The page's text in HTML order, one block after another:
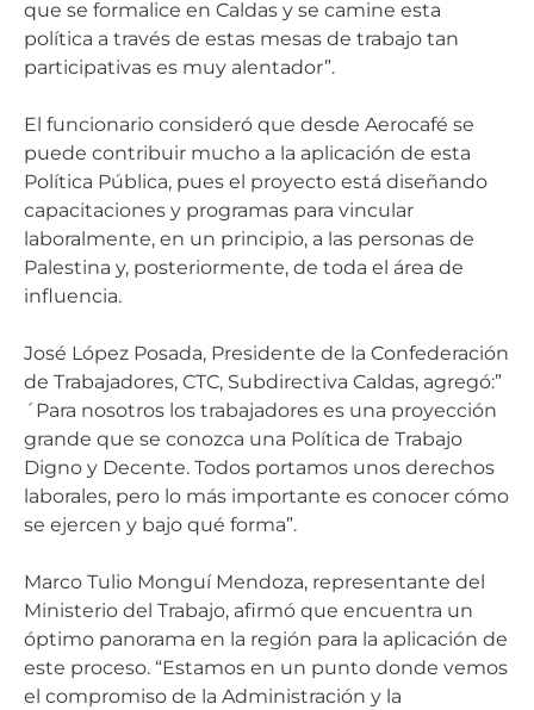
que se formalice en Caldas y se camine esta
política a través de estas mesas de trabajo tan
participativas es muy alentador”.
El funcionario consideró que desde Aerocafé se
puede contribuir mucho a la aplicación de esta
Política Pública, pues el proyecto está diseñando
capacitaciones y programas para vincular
laboralmente, en un principio, a las personas de
Palestina y, posteriormente, de toda el área de
influencia.
José López Posada, Presidente de la Confederación
de Trabajadores, CTC, Subdirectiva Caldas, agregó:”
´Para nosotros los trabajadores es una proyección
grande que se conozca una Política de Trabajo
Digno y Decente. Todos portamos unos derechos
laborales, pero lo más importante es conocer cómo
se ejercen y bajo qué forma”.
Marco Tulio Monguí Mendoza, representante del
Ministerio del Trabajo, afirmó que encuentra un
óptimo panorama en la región para la aplicación de
este proceso. “Estamos en un punto donde vemos
el compromiso de la Administración y la